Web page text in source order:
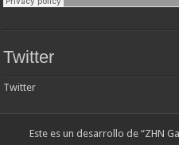
Twitter
Twitter
Este es un desarrollo de “ZHN